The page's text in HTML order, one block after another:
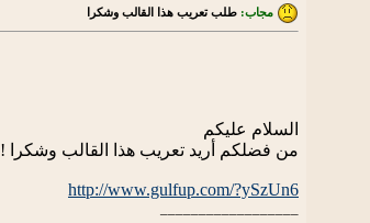
مجاب: طلب تعريب هذا القالب وشكرا
السلام عليكم
من فضلكم أريد تعريب هذا القالب وشكرا !
http://www.gulfup.com/?ySzUn6